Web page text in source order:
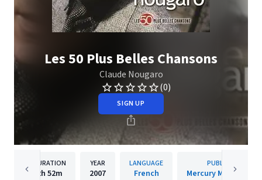
Les 50 Plus Belles Chansons
Claude Nougaro
(0)
SIGN UP
DURATION
2h 52m
YEAR
2007
LANGUAGE
French
PUBLISHER
Mercury Music Group